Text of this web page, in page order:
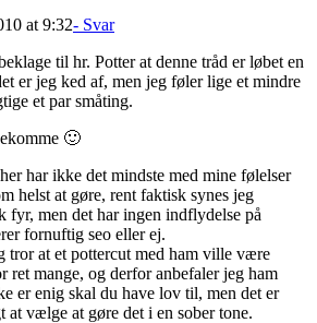
at 9:32- Svar
til hr. Potter at denne tråd er løbet en
er jeg ked af, men jeg føler lige et mindre
et par småting.
🙂
har ikke det mindste med mine følelser
helst at gøre, rent faktisk synes jeg
fyr, men det har ingen indflydelse på
fornuftig seo eller ej.
tror at et pottercut med ham ville være
mange, og derfor anbefaler jeg ham
er enig skal du have lov til, men det er
at vælge at gøre det i en sober tone.